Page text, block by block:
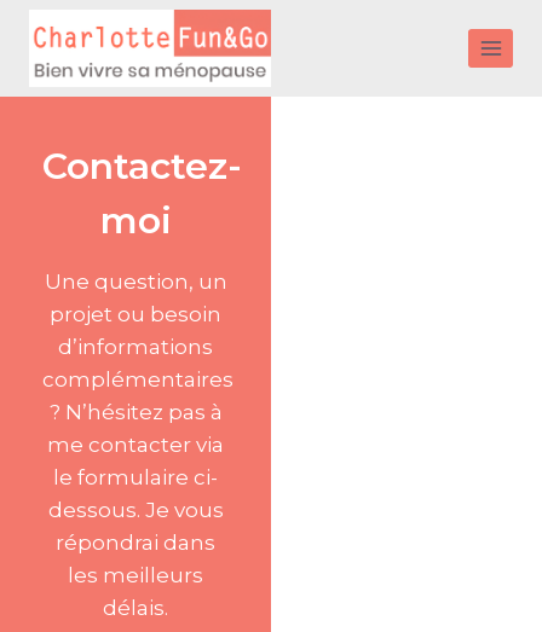
Contactez-
moi
Une question, un
projet ou besoin
d’informations
complémentaires
? N’hésitez pas à
me contacter via
le formulaire ci-
dessous. Je vous
répondrai dans
les meilleurs
délais.